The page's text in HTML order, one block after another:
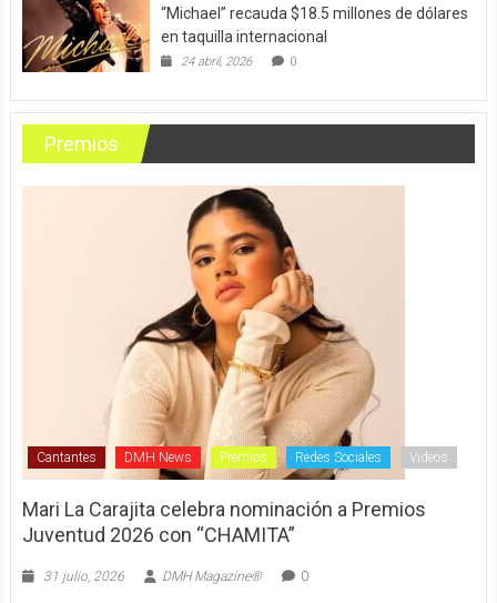
“Michael” recauda $18.5 millones de dólares
en taquilla internacional
24 abril, 2026 0
Premios
Cantantes DMH News Premios Redes Sociales Videos
Mari La Carajita celebra nominación a Premios
Juventud 2026 con “CHAMITA”
31 julio, 2026 DMH Magazine® 0